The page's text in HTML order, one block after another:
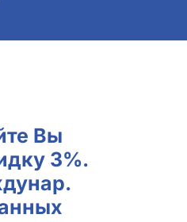
Вы
3%.